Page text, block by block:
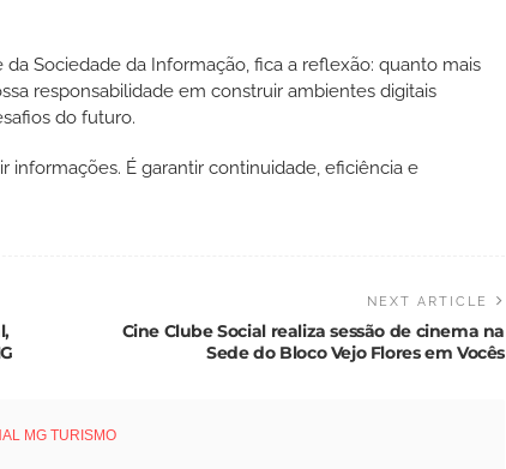
Sociedade da Informação, fica a reflexão: quanto mais
responsabilidade em construir ambientes digitais
do futuro.
informações. É garantir continuidade, eficiência e
NEXT ARTICLE
Cine Clube Social realiza sessão de cinema na
Sede do Bloco Vejo Flores em Vocês
MG TURISMO